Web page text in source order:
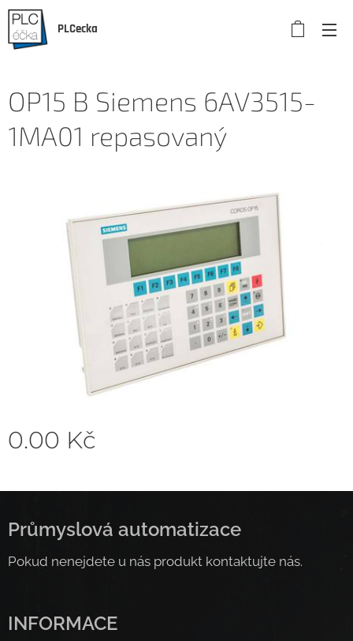
PLCecka
OP15 B Siemens 6AV3515-
1MA01 repasovaný
0.00 Kč
Průmyslová automatizace
Pokud nenejdete u nás produkt kontaktujte nás.
INFORMACE